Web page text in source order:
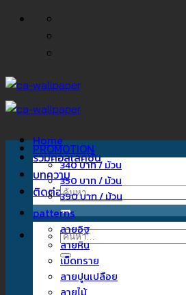
ข้าม
Home
รวมคอลเลคชั่น
บทความ
ติดต่อเรา
ค้นหา:
ค้นหา:
PROMOTION
340 บาท / ม้วน
350 บาท / ม้วน
390 บาท / ม้วน
patterns
ลายอิฐ
ลายหิน
เม็ดทราย
ลายปูนเปลือย